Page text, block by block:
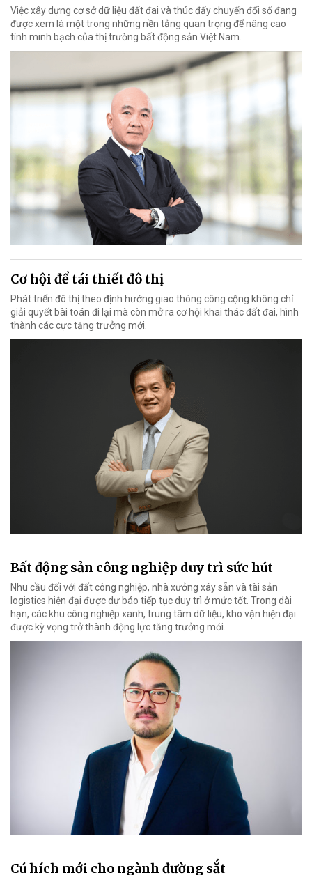
Việc xây dựng cơ sở dữ liệu đất đai và thúc đẩy chuyển đổi số đang
được xem là một trong những nền tảng quan trọng để nâng cao
tính minh bạch của thị trường bất động sản Việt Nam.
Cơ hội để tái thiết đô thị
Phát triển đô thị theo định hướng giao thông công cộng không chỉ
giải quyết bài toán đi lại mà còn mở ra cơ hội khai thác đất đai, hình
thành các cực tăng trưởng mới.
Bất động sản công nghiệp duy trì sức hút
Nhu cầu đối với đất công nghiệp, nhà xưởng xây sẵn và tài sản
logistics hiện đại được dự báo tiếp tục duy trì ở mức tốt. Trong dài
hạn, các khu công nghiệp xanh, trung tâm dữ liệu, kho vận hiện đại
được kỳ vọng trở thành động lực tăng trưởng mới.
Cú hích mới cho ngành đường sắt